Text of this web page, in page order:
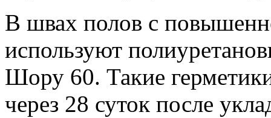
В швах полов с
используют
Шору 60. Такие
через 28 суток после